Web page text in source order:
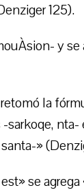
125).
y se
la
sarkoqe,
»
se